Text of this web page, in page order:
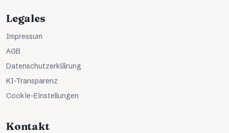
Legales
Impressum
AGB
Datenschutzerklärung
KI-Transparenz
Cookie-Einstellungen
Kontakt